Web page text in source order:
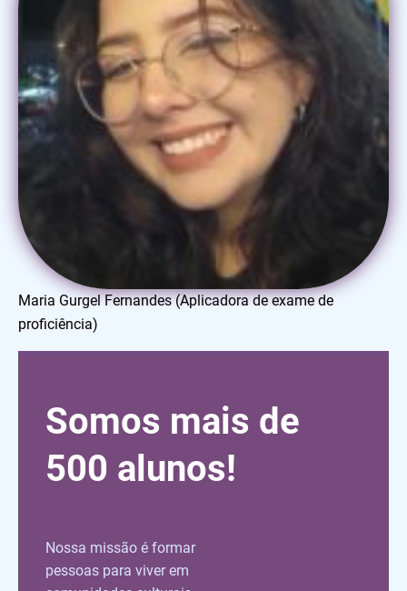
Maria Gurgel Fernandes (Aplicadora de exame de
proficiência)
Somos mais de
500 alunos!​
Nossa missão é formar
pessoas para viver em